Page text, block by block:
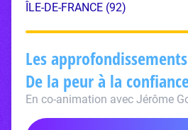
ÎLE-DE-FRANCE (92)
Les
De la peur à la
En co-animation avec Jérôme